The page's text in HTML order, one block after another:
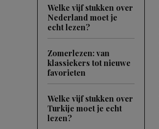
Welke vijf stukken over
Nederland moet je
echt lezen?
Zomerlezen: van
klassiekers tot nieuwe
favorieten
Welke vijf stukken over
Turkije moet je echt
lezen?